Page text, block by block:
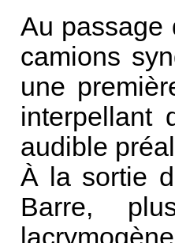
Au passage
camions
une
interpellant
audible
À la sortie
Barre,